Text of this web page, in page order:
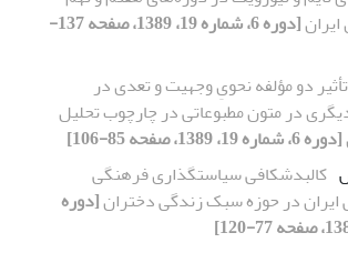
[دوره 6، شماره 19، 1389، صفحه 137-
دو مؤلفه نحویِ وجهیت و تعدی در
در متون مطبوعاتی در چارچوب تحلیل
[دوره 6، شماره 19، 1389، صفحه 85-106]
کالبدشکافی سیاستگذاری فرهنگی
ایران در حوزه سبک زندگی دختران[دوره